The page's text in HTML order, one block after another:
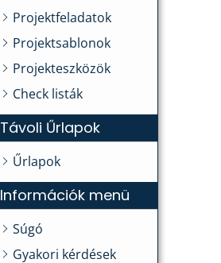
Projektfeladatok
Projektsablonok
Projekteszközök
Check listák
Távoli Űrlapok
Űrlapok
Információk menü
Súgó
Gyakori kérdések